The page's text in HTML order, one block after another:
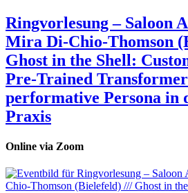
Ringvorlesung – Saloon
Mira Di-Chio-Thomson
Ghost in the Shell:
Pre-Trained
performative Persona in
Praxis
Online via Zoom